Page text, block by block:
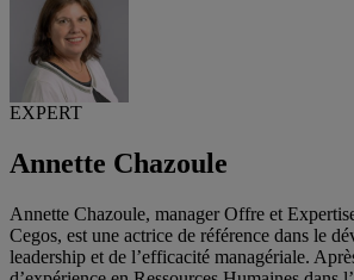
EXPERT
Annette Chazoule
Annette Chazoule, manager Offre et
Cegos, est une actrice de référence dans le
leadership et de l’efficacité managériale.